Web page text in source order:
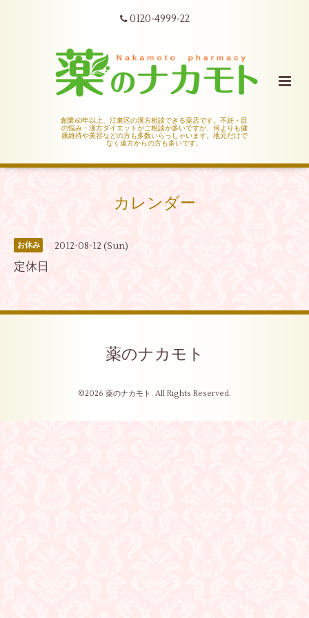
0120-4999-22
創業60年以上、江東区の漢方相談できる薬店です。不妊・目
の悩み・漢方ダイエットがご相談が多いですが、何よりも健
康維持や美容などの方も多数いらっしゃいます。地元だけで
なく遠方からの方も多いです。
カレンダー
お休み 2012-08-12 (Sun)
定休日
薬のナカモト
©2026 薬のナカモト . All Rights Reserved.